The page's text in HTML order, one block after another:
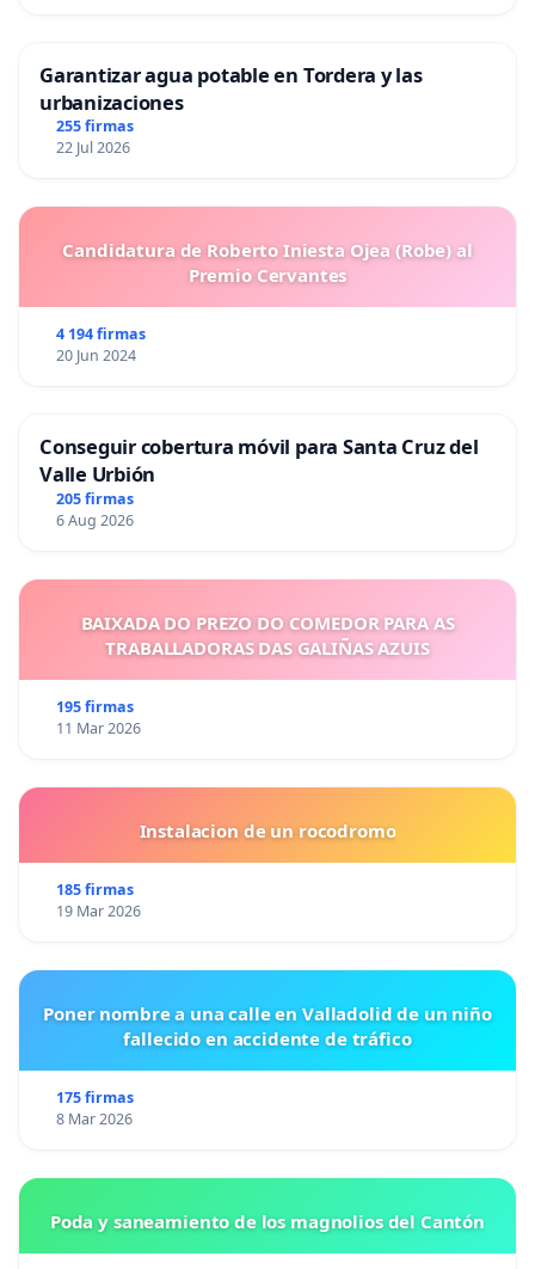
Garantizar agua potable en Tordera y las
urbanizaciones
255 firmas
22 Jul 2026
Candidatura de Roberto Iniesta Ojea (Robe) al
Premio Cervantes
4 194 firmas
20 Jun 2024
Conseguir cobertura móvil para Santa Cruz del
Valle Urbión
205 firmas
6 Aug 2026
BAIXADA DO PREZO DO COMEDOR PARA AS
TRABALLADORAS DAS GALIÑAS AZUIS
195 firmas
11 Mar 2026
Instalacion de un rocodromo
185 firmas
19 Mar 2026
Poner nombre a una calle en Valladolid de un niño
fallecido en accidente de tráfico
175 firmas
8 Mar 2026
Poda y saneamiento de los magnolios del Cantón